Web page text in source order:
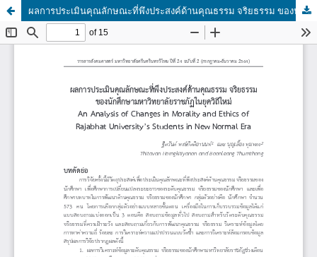
ผลการประเมินคุณลักษณะที่พึงประสงค์ด้านคุณธรรม จริยธรรม ของนักศึกษามหาวิทยาลัยราชภัฏในยุควิถีใหม่